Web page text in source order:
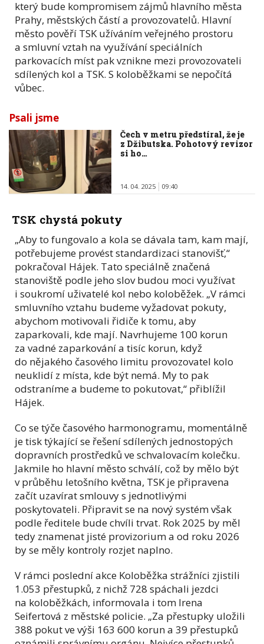
který bude kompromisem zájmů hlavního města
Prahy, městských částí a provozovatelů. Hlavní
město pověří TSK užíváním veřejného prostoru
a smluvní vztah na využívání speciálních
parkovacích míst pak vznikne mezi provozovateli
sdílených kol a TSK. S koloběžkami se nepočítá
vůbec.
Psali jsme
Čech v metru předstíral, že je
z Džibutska. Pohotový revizor
si ho…
14. 04. 2025 09:40
TSK chystá pokuty
„Aby to fungovalo a kola se dávala tam, kam mají,
potřebujeme provést standardizaci stanovišť,“
pokračoval Hájek. Tato speciálně značená
stanoviště podle jeho slov budou moci využívat
i soukromí uživatelé kol nebo koloběžek. „V rámci
smluvního vztahu budeme vyžadovat pokuty,
abychom motivovali řidiče k tomu, aby
zaparkovali, kde mají. Navrhujeme 100 korun
za vadné zaparkování a tisíc korun, když
do nějakého časového limitu provozovatel kolo
neuklidí z místa, kde být nemá. My to pak
odstraníme a budeme to pokutovat,“ přiblížil
Hájek.
Co se týče časového harmonogramu, momentálně
je tisk týkající se řešení sdílených jednostopých
dopravních prostředků ve schvalovacím kolečku.
Jakmile ho hlavní město schválí, což by mělo být
v průběhu letošního května, TSK je připravena
začít uzavírat smlouvy s jednotlivými
poskytovateli. Připravit se na nový systém však
podle ředitele bude chvíli trvat. Rok 2025 by měl
tedy znamenat jisté provizorium a od roku 2026
by se měly kontroly rozjet naplno.
V rámci poslední akce Koloběžka strážníci zjistili
1.053 přestupků, z nichž 728 spáchali jezdci
na koloběžkách, informovala i tom Irena
Seifertová z městské policie. „Za přestupky uložili
388 pokut ve výši 163 600 korun a 39 přestupků